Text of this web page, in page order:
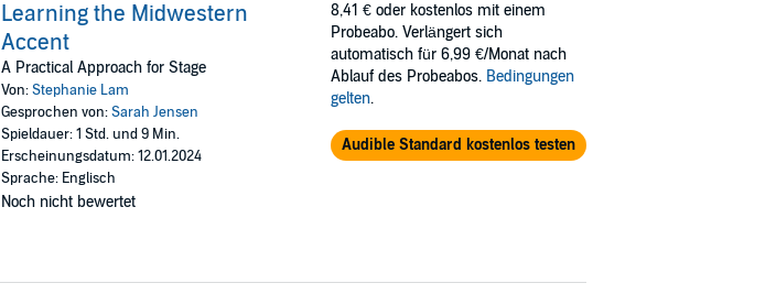
Learning the Midwestern
Accent
A Practical Approach for Stage
Von:Stephanie Lam
Gesprochen von:Sarah Jensen
Spieldauer: 1 Std. und 9 Min.
Erscheinungsdatum: 12.01.2024
Sprache: Englisch
Noch nicht bewertet
8,41 € oder kostenlos mit einem
Probeabo. Verlängert sich
automatisch für 6,99 €/Monat nach
Ablauf des Probeabos. Bedingungen
gelten.
Audible Standard kostenlos testen